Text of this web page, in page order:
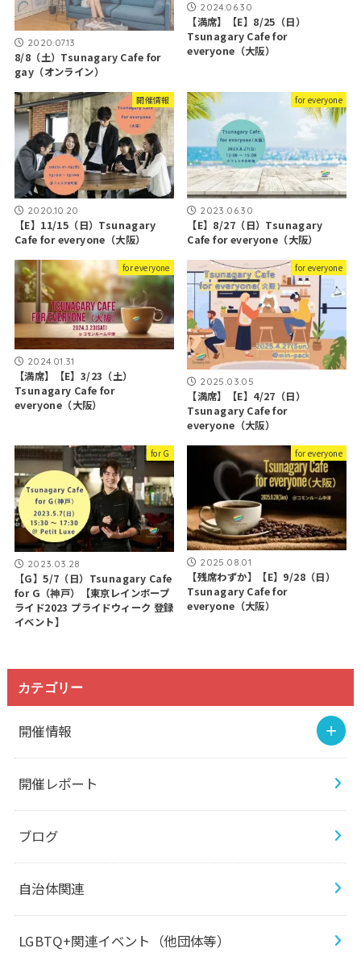
2020.07.13
8/8（土）Tsunagary Cafe for
gay（オンライン）
2024.06.30
【満席】【E】8/25（日）
Tsunagary Cafe for
everyone（大阪）
開催情報
2020.10.20
【E】11/15（日）Tsunagary
Cafe for everyone（大阪）
for everyone
2023.06.30
【E】8/27（日）Tsunagary
Cafe for everyone（大阪）
for everyone
2024.01.31
【満席】【E】3/23（土）
Tsunagary Cafe for
everyone（大阪）
for everyone
2025.03.05
【満席】【E】4/27（日）
Tsunagary Cafe for
everyone（大阪）
for G
2023.03.28
【G】5/7（日）Tsunagary Cafe
for G（神戸）【東京レインボープ
ライド2023 プライドウィーク 登録
イベント】
for everyone
2025.08.01
【残席わずか】【E】9/28（日）
Tsunagary Cafe for
everyone（大阪）
カテゴリー
開催情報
開催レポート
ブログ
自治体関連
LGBTQ+関連イベント（他団体等）